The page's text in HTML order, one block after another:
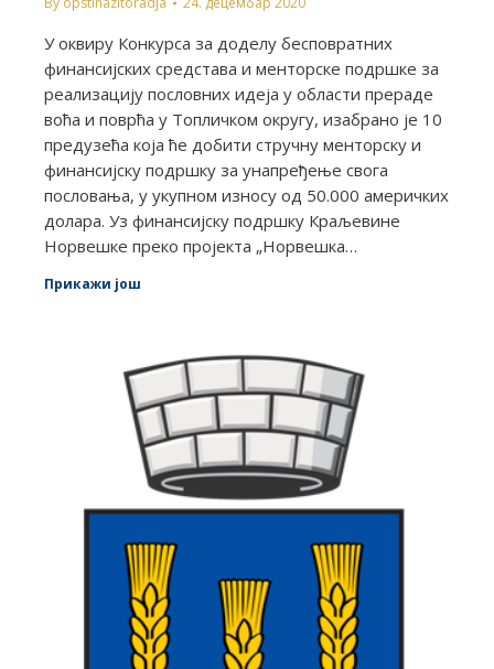
У оквиру Конкурса за доделу бесповратних
финансијских средстава и менторске подршке за
реализацију пословних идеја у области прераде
воћа и поврћа у Топличком округу, изабрано је 10
предузећа која ће добити стручну менторску и
финансијску подршку за унапређење свога
пословања, у укупном износу од 50.000 америчких
долара. Уз финансијску подршку Краљевине
Норвешке преко пројекта „Норвешка…
Прикажи још